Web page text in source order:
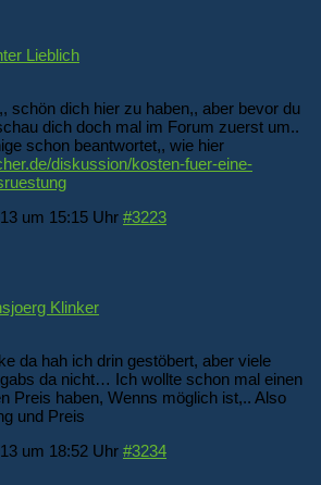
Lieblich
schön dich hier zu haben,, aber bevor du
dich doch mal im Forum zuerst um..
schon beantwortet,, wie hier
diskussion/kosten-fuer-eine-
um 15:15 Uhr #3223
Klinker
da hah ich drin gestöbert, aber viele
da nicht… Ich wollte schon mal einen
Preis haben, Wenns möglich ist,.. Also
und Preis
um 18:52 Uhr #3234